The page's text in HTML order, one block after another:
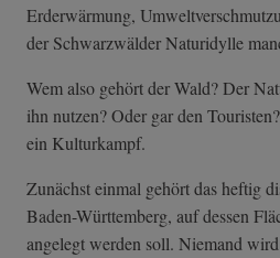
Erderwärmung,
der Schwarzwälder Naturidylle
Wem also gehört der Wald? Der
ihn nutzen? Oder gar den
ein Kulturkampf.
Zunächst einmal gehört das heftig
Baden-Württemberg, auf dessen
angelegt werden soll. Niemand